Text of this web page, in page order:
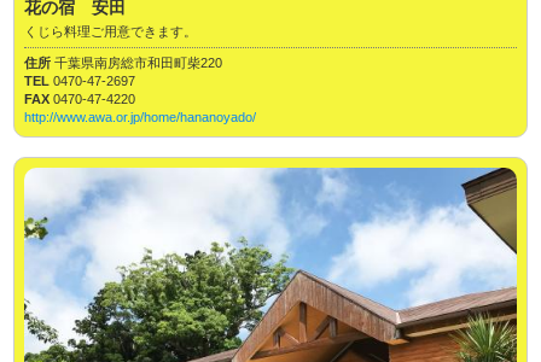
花の宿 安田
くじら料理ご用意できます。
住所千葉県南房総市和田町柴220
TEL0470-47-2697
FAX0470-47-4220
http://www.awa.or.jp/home/hananoyado/